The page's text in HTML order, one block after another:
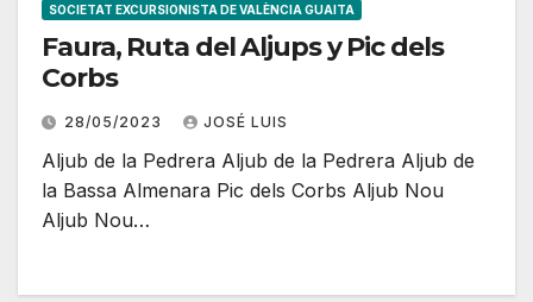
SOCIETAT EXCURSIONISTA DE VALÈNCIA GUAITA
Faura, Ruta del Aljups y Pic dels
Corbs
28/05/2023 JOSÉ LUIS
Aljub de la Pedrera Aljub de la Pedrera Aljub de
la Bassa Almenara Pic dels Corbs Aljub Nou
Aljub Nou…